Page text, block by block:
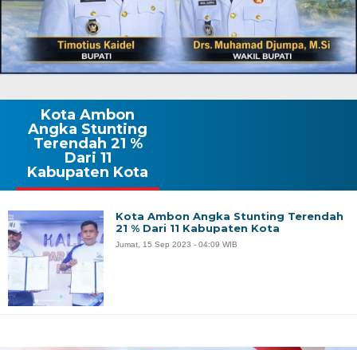
Kota Ambon
Angka Stunting
Terendah 21 %
Dari 11
Kabupaten Kota
Kota Ambon Angka Stunting Terendah
21 % Dari 11 Kabupaten Kota
Jumat, 15 Sep 2023 - 04:09 WIB